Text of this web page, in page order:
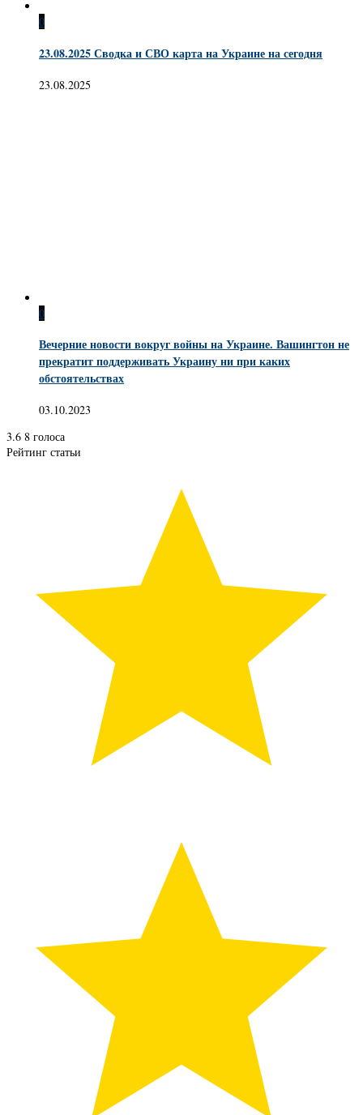
0
23.08.2025 Сводка и СВО карта на Украине на сегодня
23.08.2025
0
Вечерние новости вокруг войны на Украине. Вашингтон не
прекратит поддерживать Украину ни при каких
обстоятельствах
03.10.2023
3.6 8 голоса
Рейтинг статьи